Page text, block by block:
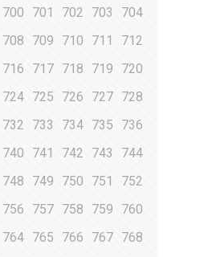
700 701 702 703
704
708 709 710 711
712
716 717 718 719
720
724 725 726 727 728
732 733 734 735
736
740 741 742 743
744
748 749 750 751
752
756 757 758 759
760
764 765 766 767 768